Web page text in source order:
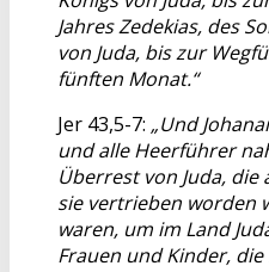
Jahres Zedekias, des
von Juda, bis zur
fünften Monat.“
Jer 43,5-7: „Und
und alle Heerführer
Überrest von Juda, die
sie vertrieben worden
waren, um im Land
Frauen und Kinder,